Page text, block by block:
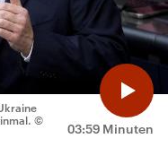
03:59 Minuten
©